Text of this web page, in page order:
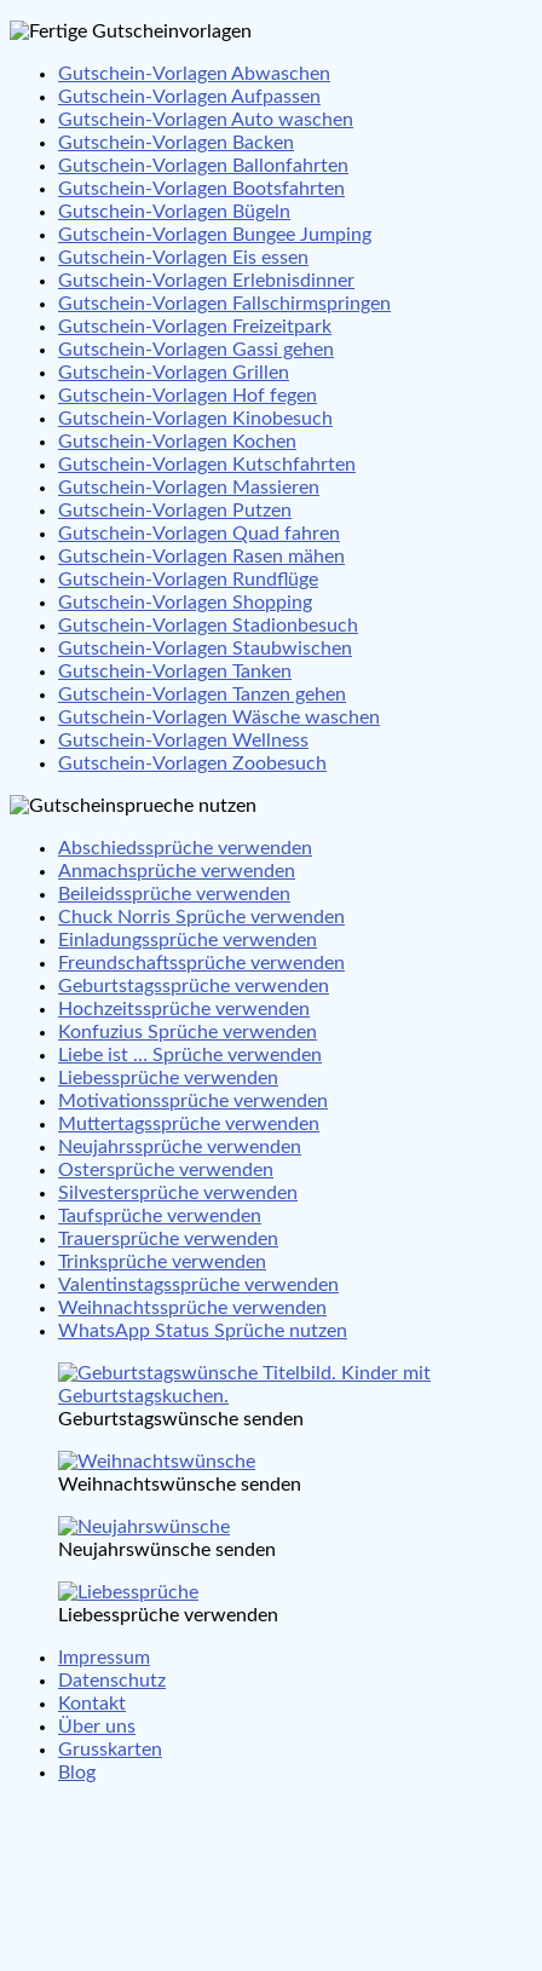
Gutschein-Vorlagen Abwaschen
Gutschein-Vorlagen Aufpassen
Gutschein-Vorlagen Auto waschen
Gutschein-Vorlagen Backen
Gutschein-Vorlagen Ballonfahrten
Gutschein-Vorlagen Bootsfahrten
Gutschein-Vorlagen Bügeln
Gutschein-Vorlagen Bungee Jumping
Gutschein-Vorlagen Eis essen
Gutschein-Vorlagen Erlebnisdinner
Gutschein-Vorlagen Fallschirmspringen
Gutschein-Vorlagen Freizeitpark
Gutschein-Vorlagen Gassi gehen
Gutschein-Vorlagen Grillen
Gutschein-Vorlagen Hof fegen
Gutschein-Vorlagen Kinobesuch
Gutschein-Vorlagen Kochen
Gutschein-Vorlagen Kutschfahrten
Gutschein-Vorlagen Massieren
Gutschein-Vorlagen Putzen
Gutschein-Vorlagen Quad fahren
Gutschein-Vorlagen Rasen mähen
Gutschein-Vorlagen Rundflüge
Gutschein-Vorlagen Shopping
Gutschein-Vorlagen Stadionbesuch
Gutschein-Vorlagen Staubwischen
Gutschein-Vorlagen Tanken
Gutschein-Vorlagen Tanzen gehen
Gutschein-Vorlagen Wäsche waschen
Gutschein-Vorlagen Wellness
Gutschein-Vorlagen Zoobesuch
Abschiedssprüche verwenden
Anmachsprüche verwenden
Beileidssprüche verwenden
Chuck Norris Sprüche verwenden
Einladungssprüche verwenden
Freundschaftssprüche verwenden
Geburtstagssprüche verwenden
Hochzeitssprüche verwenden
Konfuzius Sprüche verwenden
Liebe ist … Sprüche verwenden
Liebessprüche verwenden
Motivationssprüche verwenden
Muttertagssprüche verwenden
Neujahrssprüche verwenden
Ostersprüche verwenden
Silvestersprüche verwenden
Taufsprüche verwenden
Trauersprüche verwenden
Trinksprüche verwenden
Valentinstagssprüche verwenden
Weihnachtssprüche verwenden
WhatsApp Status Sprüche nutzen
Geburtstagswünsche senden
Weihnachtswünsche senden
Neujahrswünsche senden
Liebessprüche verwenden
Impressum
Datenschutz
Kontakt
Über uns
Grusskarten
Blog